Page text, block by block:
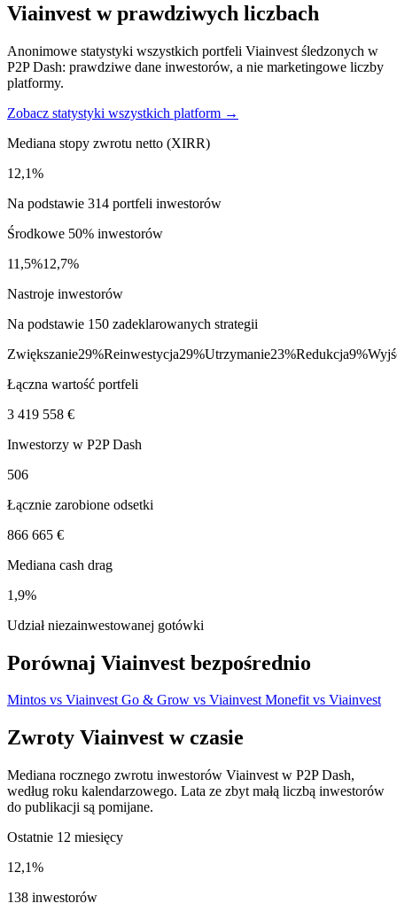
Viainvest w prawdziwych liczbach
Anonimowe statystyki wszystkich portfeli Viainvest śledzonych w
P2P Dash: prawdziwe dane inwestorów, a nie marketingowe liczby
platformy.
Zobacz statystyki wszystkich platform →
Mediana stopy zwrotu netto (XIRR)
12,1%
Na podstawie 314 portfeli inwestorów
Środkowe 50% inwestorów
11,5%12,7%
Nastroje inwestorów
Na podstawie 150 zadeklarowanych strategii
Zwiększanie29%Reinwestycja29%Utrzymanie23%Redukcja9%
Łączna wartość portfeli
3 419 558 €
Inwestorzy w P2P Dash
506
Łącznie zarobione odsetki
866 665 €
Mediana cash drag
1,9%
Udział niezainwestowanej gotówki
Porównaj Viainvest bezpośrednio
Mintos vs ViainvestGo & Grow vs ViainvestMonefit vs Viainvest
Zwroty Viainvest w czasie
Mediana rocznego zwrotu inwestorów Viainvest w P2P Dash,
według roku kalendarzowego. Lata ze zbyt małą liczbą inwestorów
do publikacji są pomijane.
Ostatnie 12 miesięcy
12,1%
138 inwestorów